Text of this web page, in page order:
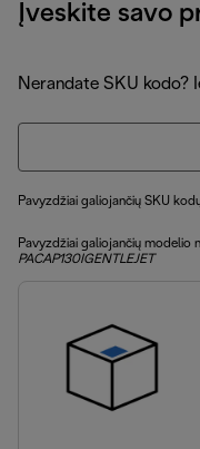
Įveskite savo
Nerandate SKU kodo?
Pavyzdžiai galiojančių SKU
Pavyzdžiai galiojančių modelio
PACAP130IGENTLEJET